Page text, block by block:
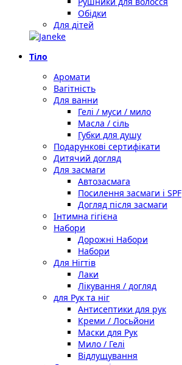
Обідки
Для дітей
Тіло
Аромати
Вагітність
Для ванни
Гелі / муси / мило
Масла / сіль
Губки для душу
Подарункові сертифікати
Дитячий догляд
Для засмаги
Автозасмага
Посилення засмаги і SPF
Догляд після засмаги
Інтимна гігієна
Набори
Дорожні Набори
Набори
Для Нігтів
Лаки
Лікування / догляд
для Рук та ніг
Антисептики для рук
Креми / Лосьйони
Маски для Рук
Мило / Гелі
Відлущування